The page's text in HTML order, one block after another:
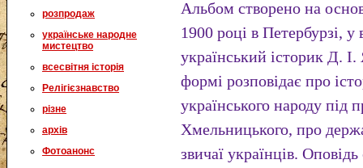
розпродаж
українське народне
мистецтво
всесвітня історія
Релігієзнавство
різне
архів
Фотоанонс
Альбом створено на
1900 році в Петербурзі,
український історик Д.
формі розповідає про
українського народу під
Хмельницького, про
звичаї українців.